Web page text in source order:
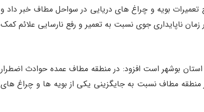
تعمیرات بویه و چراغ های دریایی در سواحل مطاف خبر داد و
ناپایداری جوی نسبت به تعمیر و رفع نارسایی علائم کمک
بوشهر است افزود: در منطقه مطاف عمده حوادث اضطرار
منطقه مطاف نسبت به جایگزینی یکی از بویه ها و چراغ های